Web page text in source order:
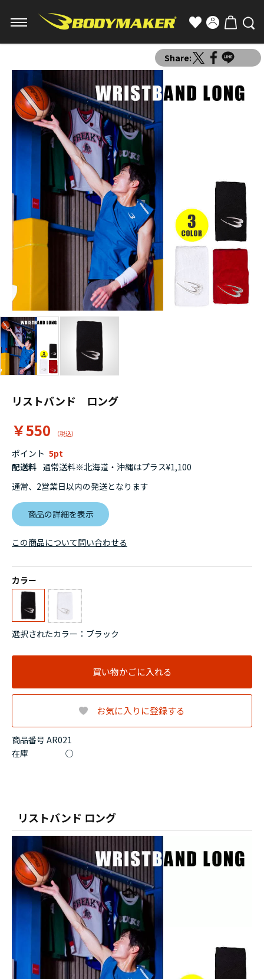
Share:
リストバンド ロング
￥550
商品番号 AR021
ポイント 5
在庫 ○
配送料 通常送料※北海道・沖縄はプラス¥1,100
通常、2営業日以内の発送となります
商品の詳細を表示
カラー
選択されたカラー：ブラック
買い物かごに入れる
お気に入りに登録する
この商品について問い合わせる
リストバンド ロング